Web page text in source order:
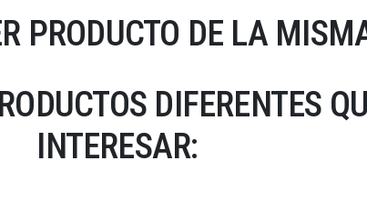
PRODUCTO DE LA
DIFERENTES
INTERESAR: